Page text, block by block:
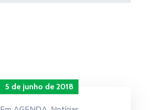
5 de junho de 2018